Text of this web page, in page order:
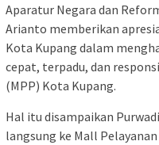
Aparatur Negara dan
Arianto memberikan
Kota Kupang dalam
cepat, terpadu, dan
(MPP) Kota Kupang.
Hal itu disampaikan
langsung ke Mall